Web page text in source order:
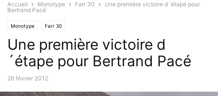
Accueil Monotype Farr 30
Une première victoire d´étape pour
Bertrand Pacé
Monotype Farr 30
Une première victoire d
´étape pour Bertrand Pacé
26 février 2012